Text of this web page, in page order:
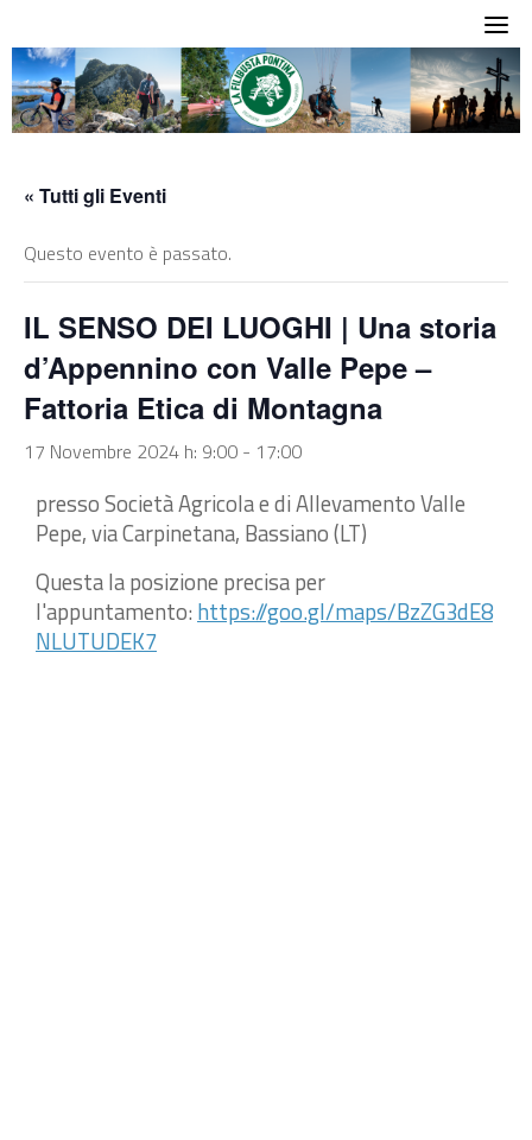
to
content
« Tutti gli Eventi
Questo evento è passato.
IL SENSO DEI LUOGHI | Una storia
d’Appennino con Valle Pepe –
Fattoria Etica di Montagna
17 Novembre 2024 h: 9:00 - 17:00
presso Società Agricola e di Allevamento Valle
Pepe, via Carpinetana, Bassiano (LT)
Questa la posizione precisa per
l'appuntamento: https://goo.gl/maps/BzZG3dE8
NLUTUDEK7